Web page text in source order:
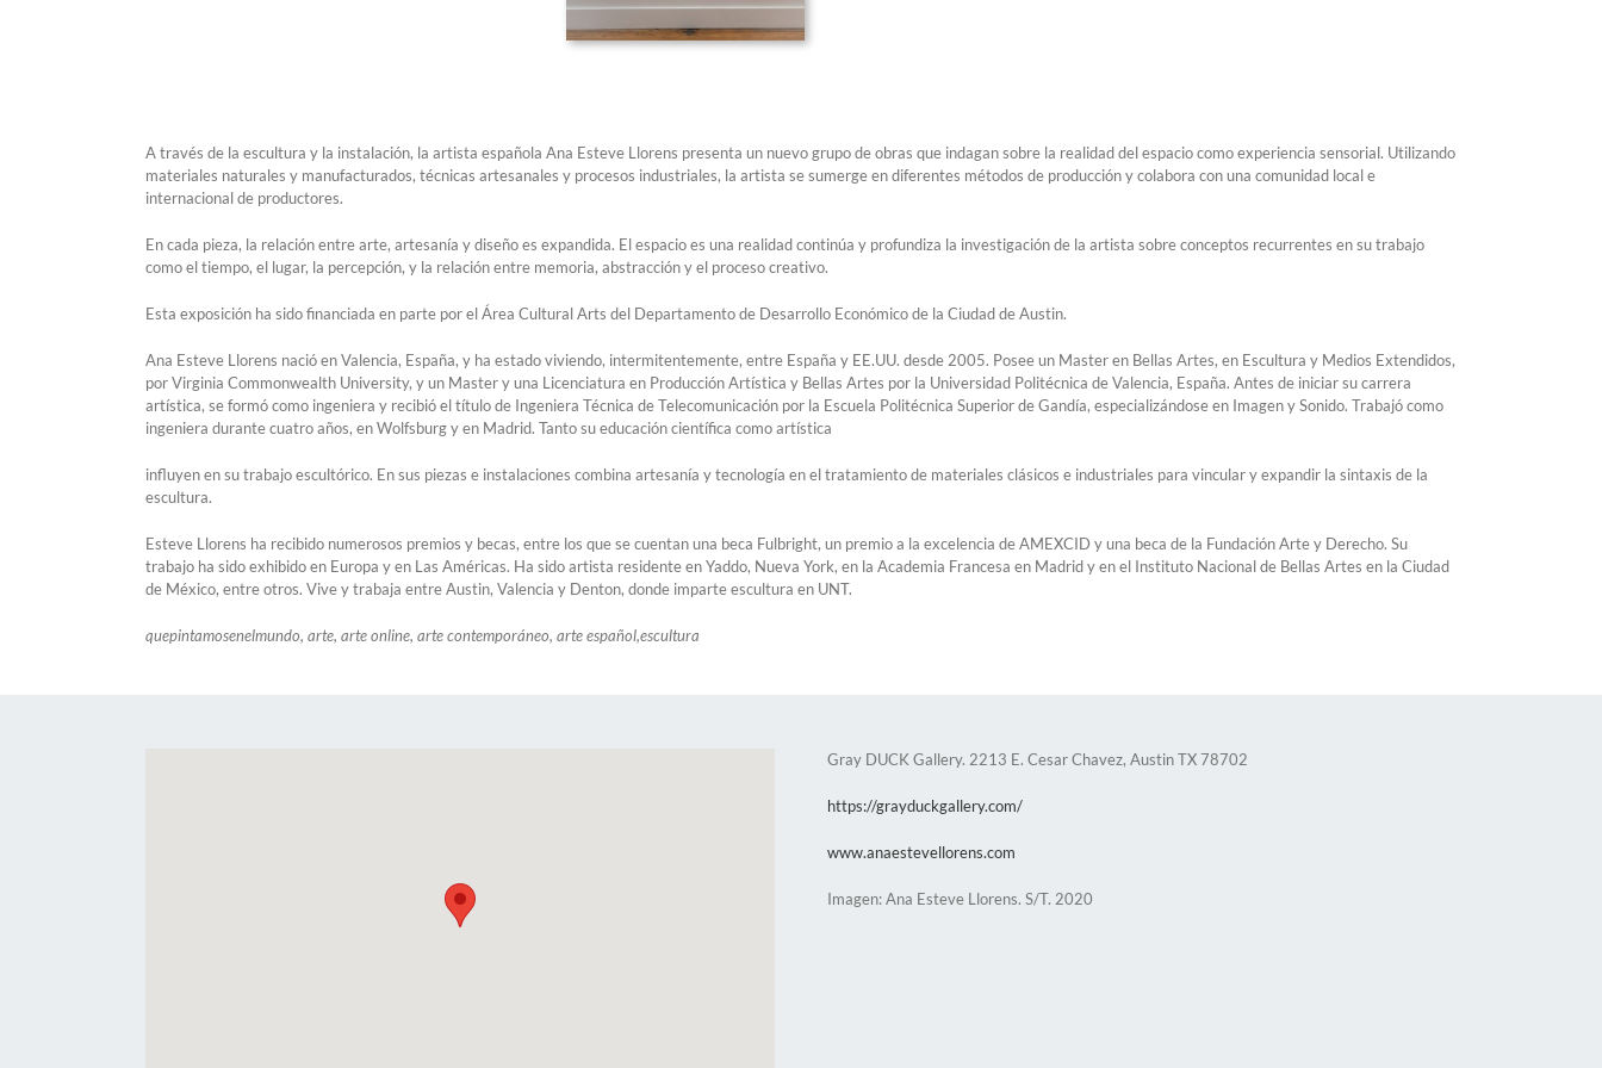
A través de la escultura y la instalación, la artista española Ana Esteve Llorens presenta un nuevo grupo de obras que indagan sobre la realidad del espacio como experiencia sensorial. Utilizando
materiales naturales y manufacturados, técnicas artesanales y procesos industriales, la artista se sumerge en diferentes métodos de producción y colabora con una comunidad local e
internacional de productores.
En cada pieza, la relación entre arte, artesanía y diseño es expandida. El espacio es una realidad continúa y profundiza la investigación de la artista sobre conceptos recurrentes en su trabajo
como el tiempo, el lugar, la percepción, y la relación entre memoria, abstracción y el proceso creativo.
Esta exposición ha sido financiada en parte por el Área Cultural Arts del Departamento de Desarrollo Económico de la Ciudad de Austin.
Ana Esteve Llorens nació en Valencia, España, y ha estado viviendo, intermitentemente, entre España y EE.UU. desde 2005. Posee un Master en Bellas Artes, en Escultura y Medios Extendidos,
por Virginia Commonwealth University, y un Master y una Licenciatura en Producción Artística y Bellas Artes por la Universidad Politécnica de Valencia, España. Antes de iniciar su carrera
artística, se formó como ingeniera y recibió el título de Ingeniera Técnica de Telecomunicación por la Escuela Politécnica Superior de Gandía, especializándose en Imagen y Sonido. Trabajó como
ingeniera durante cuatro años, en Wolfsburg y en Madrid. Tanto su educación científica como artística
influyen en su trabajo escultórico. En sus piezas e instalaciones combina artesanía y tecnología en el tratamiento de materiales clásicos e industriales para vincular y expandir la sintaxis de la
escultura.
Esteve Llorens ha recibido numerosos premios y becas, entre los que se cuentan una beca Fulbright, un premio a la excelencia de AMEXCID y una beca de la Fundación Arte y Derecho. Su
trabajo ha sido exhibido en Europa y en Las Américas. Ha sido artista residente en Yaddo, Nueva York, en la Academia Francesa en Madrid y en el Instituto Nacional de Bellas Artes en la Ciudad
de México, entre otros. Vive y trabaja entre Austin, Valencia y Denton, donde imparte escultura en UNT.
quepintamosenelmundo, arte, arte online, arte contemporáneo, arte español,escultura
Gray DUCK Gallery. 2213 E. Cesar Chavez, Austin TX 78702
https://grayduckgallery.com/
www.anaestevellorens.com
Imagen: Ana Esteve Llorens. S/T. 2020